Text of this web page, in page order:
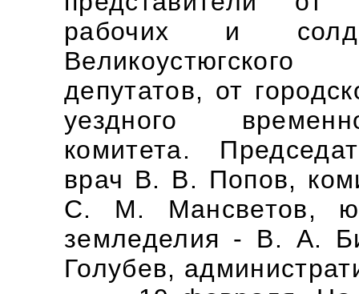
рабочих и
депутатов, от
уездного
комитета.
врач В. В. Попов,
С. М. Мансветов,
земледелия - В. А.
Голубев,